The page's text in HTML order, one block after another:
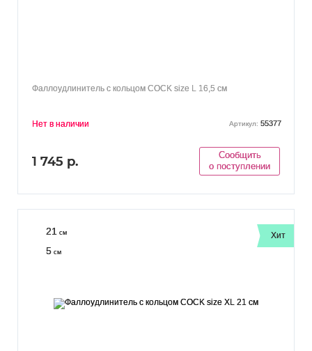
Фаллоудлинитель с кольцом COCK size L 16,5 см
Нет в наличии Артикул: 55377
1 745 р.
Сообщить
о поступлении
21 см
5 см
Хит